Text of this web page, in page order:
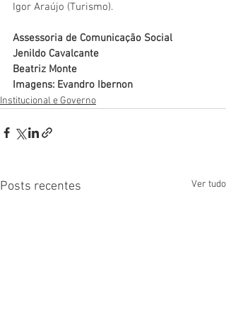
Igor Araújo (Turismo).
Assessoria de Comunicação Social
Jenildo Cavalcante
Beatriz Monte
Imagens: Evandro Ibernon
Institucional e Governo
Posts recentes Ver tudo